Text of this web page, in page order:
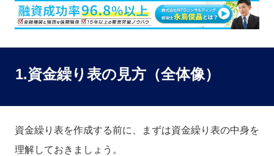
1.資金繰り表の見方（全体像）
資金繰り表を作成する前に、まずは資金繰り表の中身を
理解しておきましょう。